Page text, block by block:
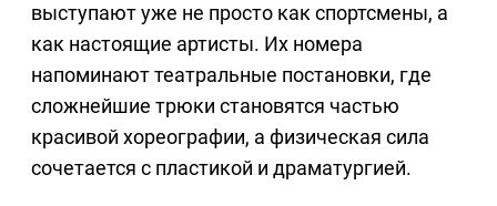
выступают уже не просто как спортсмены, а
как настоящие артисты. Их номера
напоминают театральные постановки, где
сложнейшие трюки становятся частью
красивой хореографии, а физическая сила
сочетается с пластикой и драматургией.